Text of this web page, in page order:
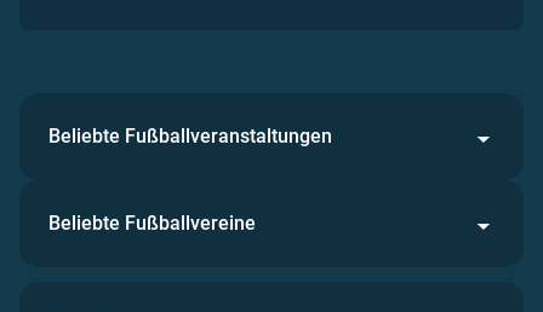
Beliebte Fußballveranstaltungen
Beliebte Fußballvereine